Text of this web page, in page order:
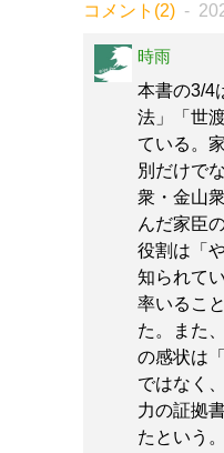
コメント(2)
時雨
本書の3/4
法」「世
ている。
別だけで
衆・金山
んだ家臣
役割は「
知られて
率いるこ
た。また
の感状は
ではなく
力の証拠
たという